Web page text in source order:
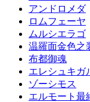
アンドロメダ
ロムフェーヤ
ムルシエラゴ
温羅面金色之
布都御魂
エレシュキガ
ゾーシモス
エルモート最